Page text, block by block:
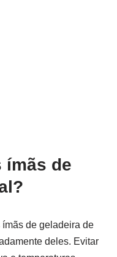
ímãs de
de geladeira de
deles. Evitar